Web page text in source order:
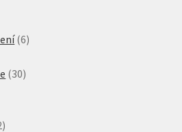
66
3030
12